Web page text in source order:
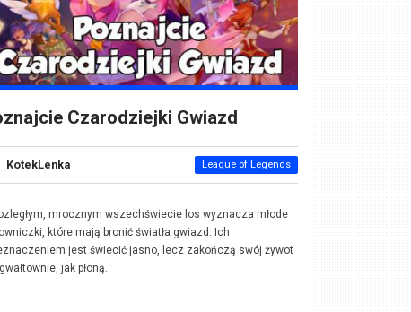
Czarodziejki Gwiazd
KotekLenka League of Legends
mrocznym wszechświecie los wyznacza młode
które mają bronić światła gwiazd. Ich
jest świecić jasno, lecz zakończą swój żywot
jak płoną.